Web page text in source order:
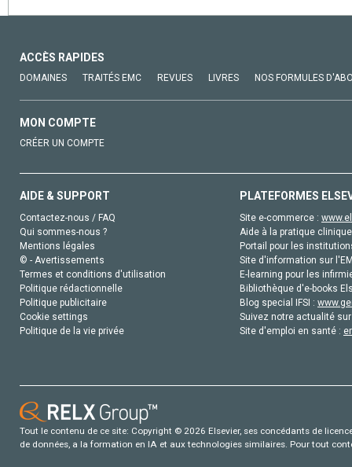
ACCÈS RAPIDES
DOMAINES TRAITÉS EMC REVUES LIVRES NOS FORMULES
MON COMPTE
CRÉER UN COMPTE
AIDE & SUPPORT
Contactez-nous / FAQ
Qui sommes-nous ?
Mentions légales
© - Avertissements
Termes et conditions d'utilisation
Politique rédactionnelle
Politique publicitaire
Cookie settings
Politique de la vie privée
PLATEFORMES
Site e-commerce :
Aide à la pratique
Portail pour les
Site d'information sur
E-learning pour les
Bibliothèque d'e-books
Blog special IFSI :
Suivez notre actualité
Site d'emploi en santé :
Tout le contenu de ce site: Copyright © 2026 Elsevier, ses concédants de
de données, a la formation en IA et aux technologies similaires. Pour tout